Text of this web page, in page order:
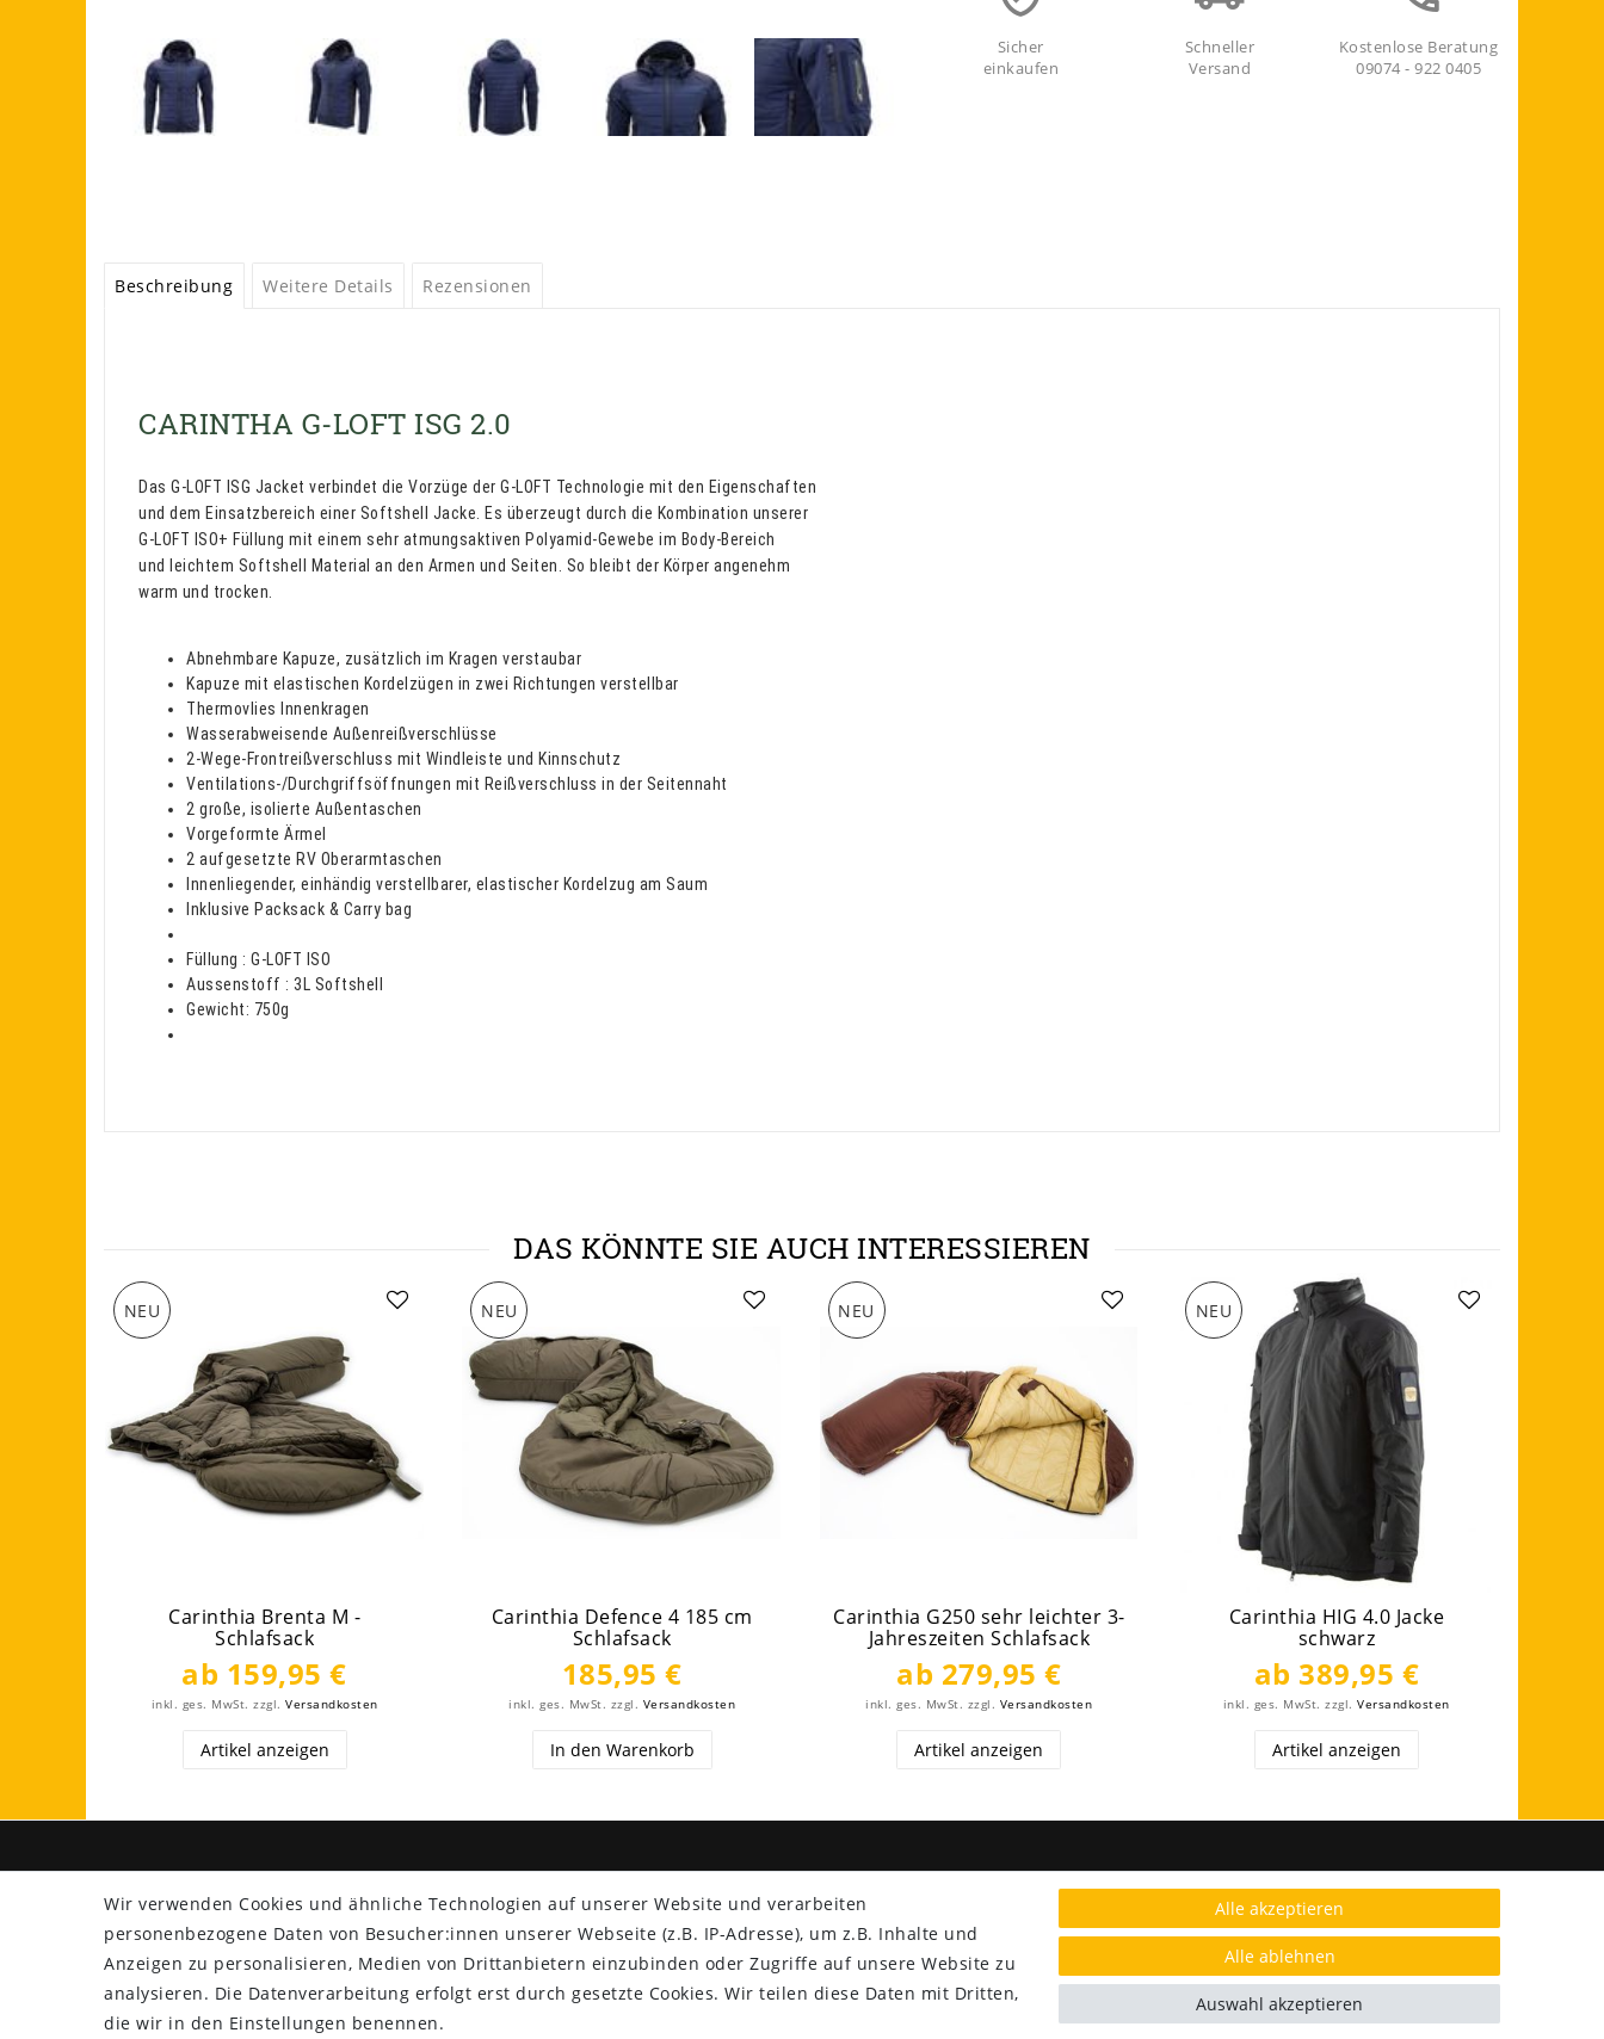
Sicher
einkaufen
Schneller
Versand
Kostenlose Beratung
09074 - 922 0405
Beschreibung Weitere Details Rezensionen
CARINTHA G-LOFT ISG 2.0
Das G-LOFT ISG Jacket verbindet die Vorzüge der G-LOFT Technologie mit den Eigenschaften
und dem Einsatzbereich einer Softshell Jacke. Es überzeugt durch die Kombination unserer
G-LOFT ISO+ Füllung mit einem sehr atmungsaktiven Polyamid-Gewebe im Body-Bereich
und leichtem Softshell Material an den Armen und Seiten. So bleibt der Körper angenehm
warm und trocken.
Abnehmbare Kapuze, zusätzlich im Kragen verstaubar
Kapuze mit elastischen Kordelzügen in zwei Richtungen verstellbar
Thermovlies Innenkragen
Wasserabweisende Außenreißverschlüsse
2-Wege-Frontreißverschluss mit Windleiste und Kinnschutz
Ventilations-/Durchgriffsöffnungen mit Reißverschluss in der Seitennaht
2 große, isolierte Außentaschen
Vorgeformte Ärmel
2 aufgesetzte RV Oberarmtaschen
Innenliegender, einhändig verstellbarer, elastischer Kordelzug am Saum
Inklusive Packsack & Carry bag
Füllung : G-LOFT ISO
Aussenstoff : 3L Softshell
Gewicht: 750g
DAS KÖNNTE SIE AUCH INTERESSIEREN
NEU
Carinthia Brenta M -
Schlafsack
ab 159,95 €
inkl. ges. MwSt. zzgl.Versandkosten
Artikel anzeigen
NEU
Carinthia Defence 4 185 cm
Schlafsack
185,95 €
inkl. ges. MwSt. zzgl. Versandkosten
In den Warenkorb
NEU
Carinthia G250 sehr leichter 3-
Jahreszeiten Schlafsack
ab 279,95 €
inkl. ges. MwSt. zzgl. Versandkosten
Artikel anzeigen
NEU
Carinthia HIG 4.0 Jacke
schwarz
ab 389,95 €
inkl. ges. MwSt. zzgl.Versandkosten
Artikel anzeigen
Versand
Rücksendung
Widerrufs­recht
Impressum
Lieferung nur 2,95 €
Rücksendung kostenfrei
14 Tage Rückgaberecht
AUSGEZEICHNET.ORG
Wir verwenden Cookies und ähnliche Technologien auf unserer Website und verarbeiten
personenbezogene Daten von Besucher:innen unserer Webseite (z.B. IP-Adresse), um z.B. Inhalte und
Anzeigen zu personalisieren, Medien von Drittanbietern einzubinden oder Zugriffe auf unsere Website zu
analysieren. Die Datenverarbeitung erfolgt erst durch gesetzte Cookies. Wir teilen diese Daten mit Dritten,
die wir in den Einstellungen benennen.
Alle akzeptieren
Alle ablehnen
Auswahl akzeptieren